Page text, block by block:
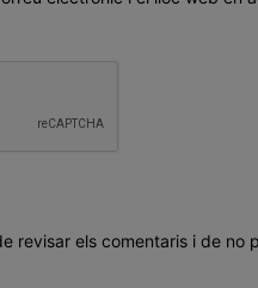
revisar els comentaris i de no